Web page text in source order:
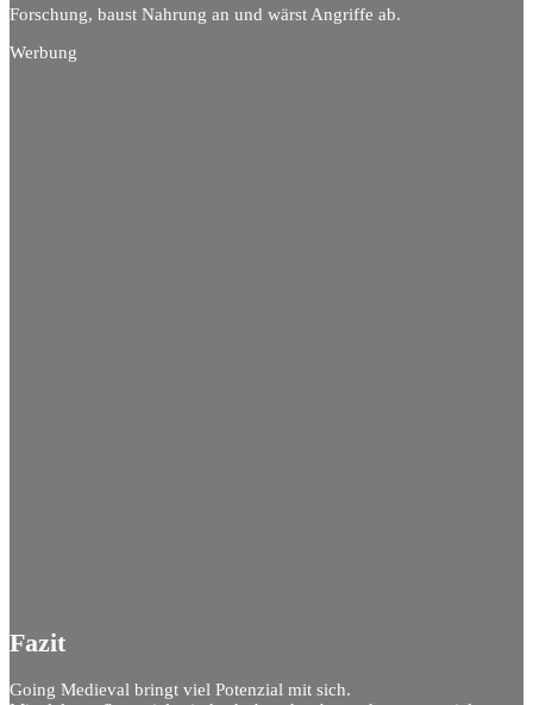
Forschung, baust Nahrung an und wärst Angriffe ab.
Werbung
Fazit
Going Medieval bringt viel Potenzial mit sich.